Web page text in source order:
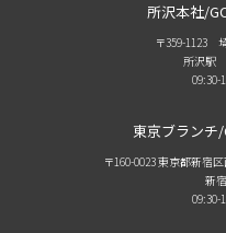
所沢本社/
〒359-1123
所沢駅
東京ブランチ
〒160-0023 東京都新宿
新